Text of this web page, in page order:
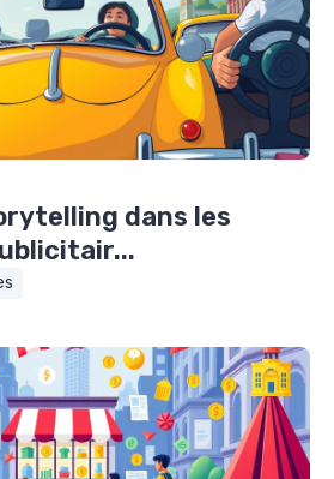
dans les